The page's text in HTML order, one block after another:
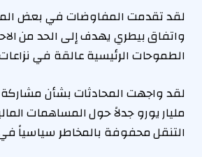
لقد تقدمت المفاوضات في بعض
واتفاق بيطري يهدف إلى الحد من
الطموحات الرئيسية عالقة في
مليار يورو جدلاً حول المساهمات
التنقل محفوفة بالمخاطر سياسياً